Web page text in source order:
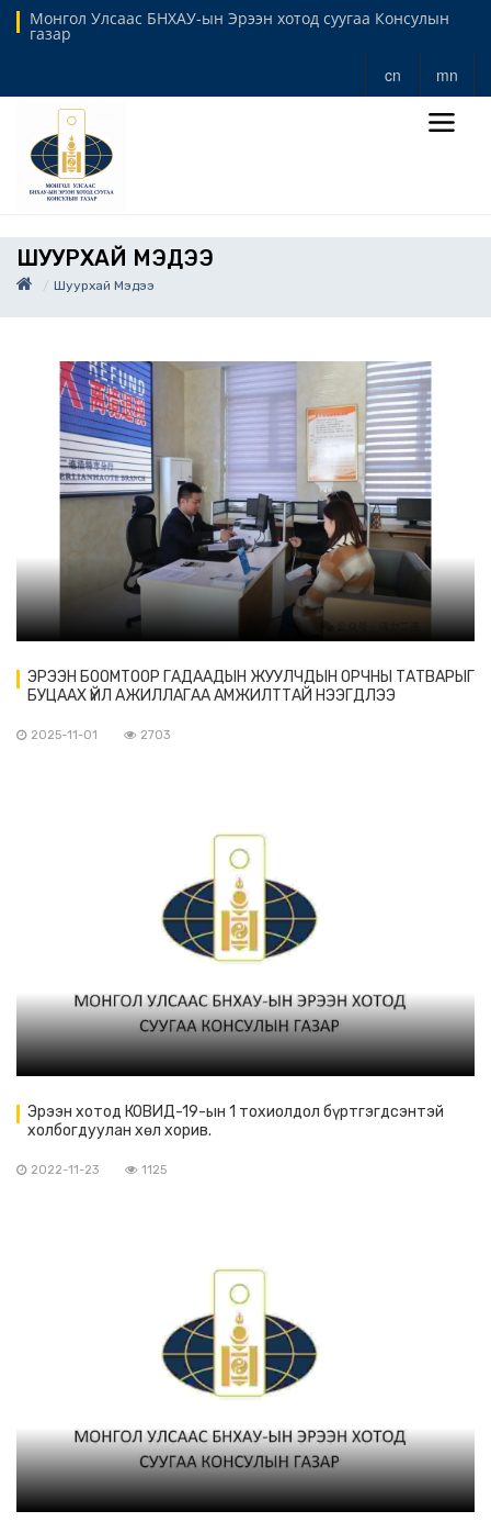
Монгол Улсаас БНХАУ-ын Эрээн хотод суугаа Консулын
газар
cn mn
ШУУРХАЙ МЭДЭЭ
Шуурхай Мэдээ
ЭРЭЭН БООМТООР ГАДААДЫН ЖУУЛЧДЫН ОРЧНЫ ТАТВАРЫГ
БУЦААХ ҮЙЛ АЖИЛЛАГАА АМЖИЛТТАЙ НЭЭГДЛЭЭ
2025-11-01 2703
Эрээн хотод КОВИД-19-ын 1 тохиолдол бүртгэгдсэнтэй
холбогдуулан хөл хорив.
2022-11-23 1125